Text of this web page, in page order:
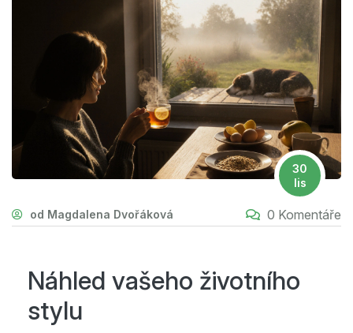
30
lis
od Magdalena Dvořáková 0 Komentáře
Náhled vašeho životního
stylu